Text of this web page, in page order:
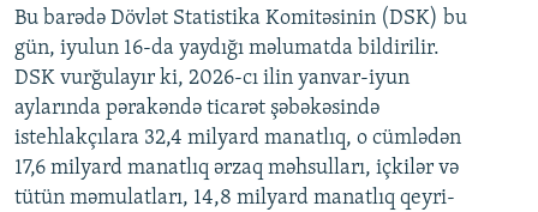
720p 1080p
720p
1080p
Bu barədə Dövlət Statistika Komitəsinin (DSK) bu
gün, iyulun 16-da yaydığı məlumatda bildirilir.
DSK vurğulayır ki, 2026-cı ilin yanvar-iyun
aylarında pərakəndə ticarət şəbəkəsində
istehlakçılara 32,4 milyard manatlıq, o cümlədən
17,6 milyard manatlıq ərzaq məhsulları, içkilər və
tütün məmulatları, 14,8 milyard manatlıq qeyri-